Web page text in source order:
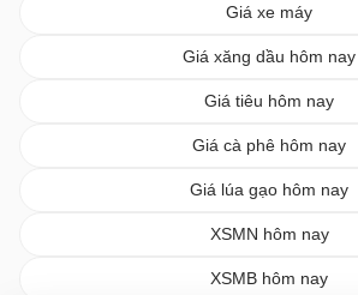
Giá xe máy
Giá xăng dầu hôm nay
Giá tiêu hôm nay
Giá cà phê hôm nay
Giá lúa gạo hôm nay
XSMN hôm nay
XSMB hôm nay